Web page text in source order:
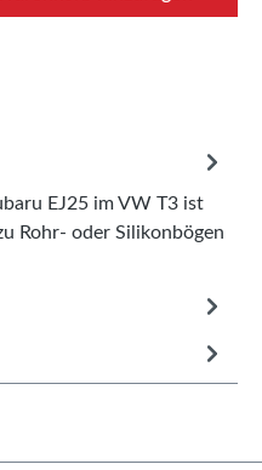
EJ25 im VW T3 ist
Rohr- oder Silikonbögen